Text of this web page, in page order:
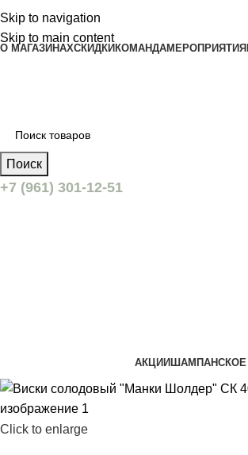
Skip to navigation
Skip to main content
О МАГАЗИНАХСКИДКИ КОМАНДАМЕРОПРИЯТИЯ
Поиск
+7 (961) 301-12-51
АКЦИИШАМПАНСКОЕ
Click to enlarge